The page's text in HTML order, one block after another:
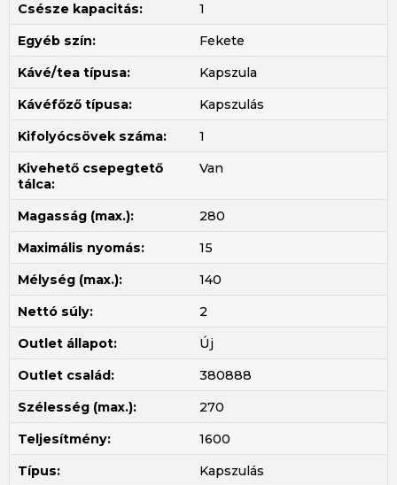
Csésze kapacitás:
1
Egyéb szín:
Fekete
Kávé/tea típusa:
Kapszula
Kávéfőző típusa:
Kapszulás
Kifolyócsövek száma:
1
Kivehető csepegtető
tálca:
Van
Magasság (max.):
280
Maximális nyomás:
15
Mélység (max.):
140
Nettó súly:
2
Outlet állapot:
Új
Outlet család:
380888
Szélesség (max.):
270
Teljesítmény:
1600
Típus:
Kapszulás